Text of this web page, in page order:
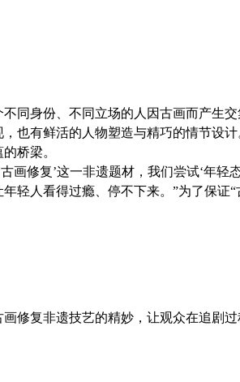
同身份、不同立场的人因古画而产生
也有鲜活的人物塑造与精巧的情节设
桥梁。
修复’这一非遗题材，我们尝试‘年轻
轻人看得过瘾、停不下来。”为了保证
修复非遗技艺的精妙，让观众在追剧